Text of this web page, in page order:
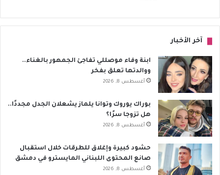
آخر الأخبار
ابنة وفاء موصللي تفاجئ الجمهور بالغناء..
ووالدتها تعلق بفخر
أغسطس 8, 2026
بوراك يوروك وتوانا يلماز يشعلان الجدل مجددًا..
هل تزوجا سرًا؟
أغسطس 8, 2026
حشود كبيرة وإغلاق للطرقات خلال استقبال
صانع المحتوى اللبناني المايسترو في دمشق
أغسطس 8, 2026